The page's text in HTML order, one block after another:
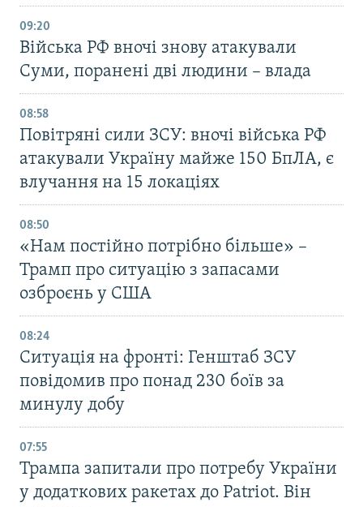
09:20
Війська РФ вночі знову атакували
Суми, поранені дві людини – влада
08:58
Повітряні сили ЗСУ: вночі війська РФ
атакували Україну майже 150 БпЛА, є
влучання на 15 локаціях
08:50
«Нам постійно потрібно більше» –
Трамп про ситуацію з запасами
озброєнь у США
08:24
Ситуація на фронті: Генштаб ЗСУ
повідомив про понад 230 боїв за
минулу добу
07:55
Трампа запитали про потребу України
у додаткових ракетах до Patriot. Він